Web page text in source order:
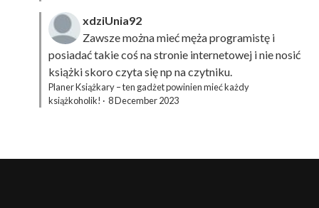
xdziUnia92
Zawsze można mieć męża programistę i
posiadać takie coś na stronie internetowej i nie nosić
książki skoro czyta się np na czytniku.
Planer Książkary – ten gadżet powinien mieć każdy
książkoholik! · 8 December 2023